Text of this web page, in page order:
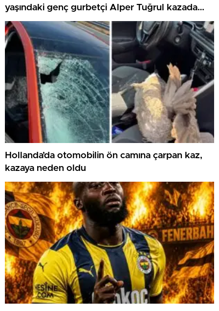
yaşındaki genç gurbetçi Alper Tuğrul kazada
hayatını kaybetti
Hollanda’da otomobilin ön camına çarpan kaz,
kazaya neden oldu